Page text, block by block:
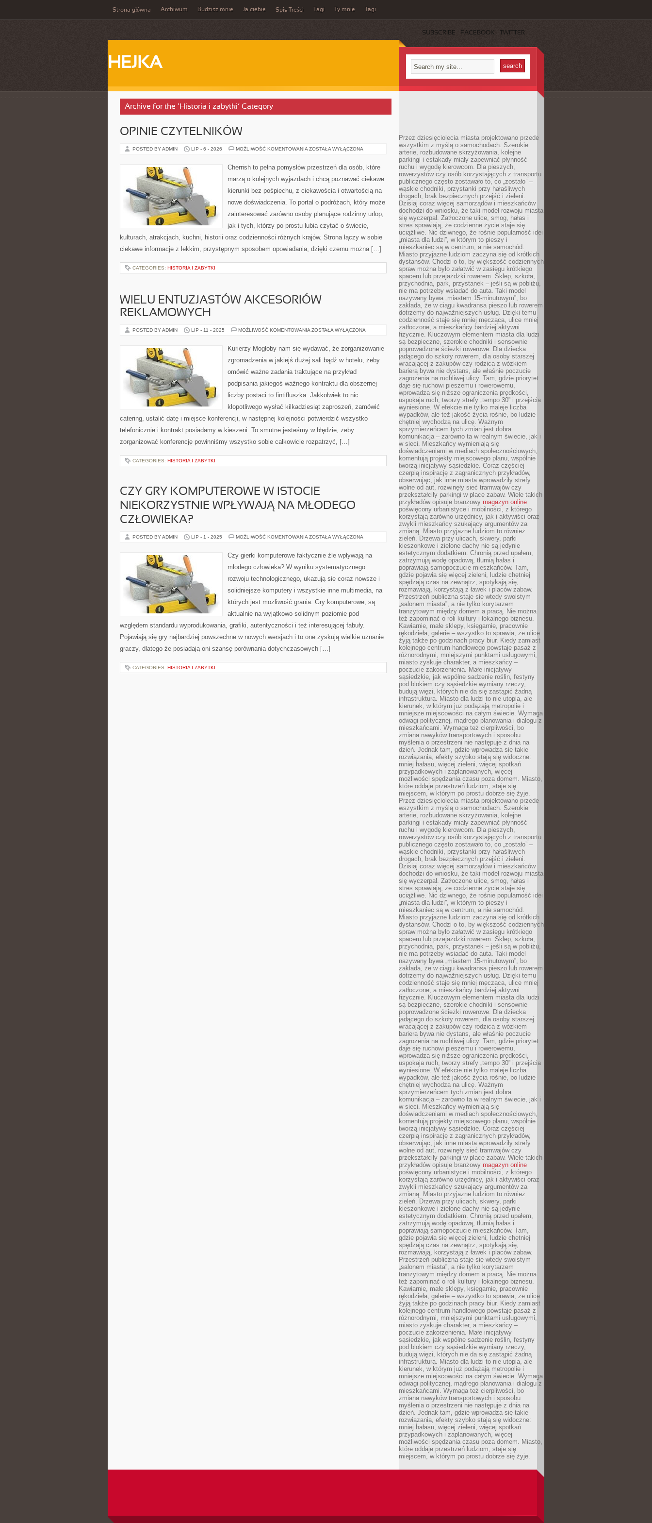
Strona główna Archiwum Budzisz mnie Ja ciebie Spis Treści Tagi Ty mnie Tagi
SUBSCRIBE FACEBOOK TWITTER
HEJKA
Archive for the ‘Historia i zabytki’ Category
OPINIE CZYTELNIKÓW
POSTED BY ADMIN LIP - 6 - 2026 MOŻLIWOŚĆ KOMENTOWANIA OPINIE
ZOSTAŁA WYŁĄCZONA
Cherrish to pełna pomysłów przestrzeń dla osób, które
marzą o kolejnych wyjazdach i chcą poznawać ciekawe
kierunki bez pośpiechu, z ciekawością i otwartością na
nowe doświadczenia. To portal o podróżach, który może
zainteresować zarówno osoby planujące rodzinny urlop,
jak i tych, którzy po prostu lubią czytać o świecie,
kulturach, atrakcjach, kuchni, historii oraz codzienności różnych krajów. Strona łączy w sobie
ciekawe informacje z lekkim, przystępnym sposobem opowiadania, dzięki czemu można […]
CATEGORIES: HISTORIA I ZABYTKI
WIELU ENTUZJASTÓW AKCESORIÓW
REKLAMOWYCH
POSTED BY ADMIN LIP - 11 - 2025 MOŻLIWOŚĆ KOMENTOWANIA WIELU
REKLAMOWYCH
ZOSTAŁA WYŁĄCZONA
Kurierzy Mogłoby nam się wydawać, że zorganizowanie
zgromadzenia w jakiejś dużej sali bądź w hotelu, żeby
omówić ważne zadania traktujące na przykład
podpisania jakiegoś ważnego kontraktu dla obszernej
liczby postaci to fintifluszka. Jakkolwiek to nic
kłopotliwego wysłać kilkadziesiąt zaproszeń, zamówić
catering, ustalić datę i miejsce konferencji, w następnej kolejności potwierdzić wszystko
telefonicznie i kontrakt posiadamy w kieszeni. To smutne jesteśmy w błędzie, żeby
zorganizować konferencję powinniśmy wszystko sobie całkowicie rozpatrzyć, […]
CATEGORIES: HISTORIA I ZABYTKI
CZY GRY KOMPUTEROWE W ISTOCIE
NIEKORZYSTNIE WPŁYWAJĄ NA MŁODEGO
CZŁOWIEKA?
POSTED BY ADMIN LIP - 1 - 2025 MOŻLIWOŚĆ KOMENTOWANIA CZY
ISTOCIE
WPŁYWAJĄ
MŁODEGO
ZOSTAŁA WYŁĄCZONA
Czy gierki komputerowe faktycznie źle wpływają na
młodego człowieka? W wyniku systematycznego
rozwoju technologicznego, ukazują się coraz nowsze i
solidniejsze komputery i wszystkie inne multimedia, na
których jest możliwość grania. Gry komputerowe, są
aktualnie na wyjątkowo solidnym poziomie pod
względem standardu wyprodukowania, grafiki, autentyczności i też interesującej fabuły.
Pojawiają się gry najbardziej powszechne w nowych wersjach i to one zyskują wielkie uznanie
graczy, dlatego że posiadają oni szansę porównania dotychczasowych […]
CATEGORIES: HISTORIA I ZABYTKI
Przez dziesięciolecia miasta projektowano przede
wszystkim z myślą o samochodach. Szerokie
arterie, rozbudowane skrzyżowania, kolejne
parkingi i estakady miały zapewniać płynność
ruchu i wygodę kierowcom. Dla pieszych,
rowerzystów czy osób korzystających z transportu
publicznego często zostawało to, co „zostało” –
wąskie chodniki, przystanki przy hałaśliwych
drogach, brak bezpiecznych przejść i zieleni.
Dzisiaj coraz więcej samorządów i mieszkańców
dochodzi do wniosku, że taki model rozwoju miasta
się wyczerpał. Zatłoczone ulice, smog, hałas i
stres sprawiają, że codzienne życie staje się
uciążliwe. Nic dziwnego, że rośnie popularność idei
„miasta dla ludzi”, w którym to pieszy i
mieszkaniec są w centrum, a nie samochód.
Miasto przyjazne ludziom zaczyna się od krótkich
dystansów. Chodzi o to, by większość codziennych
spraw można było załatwić w zasięgu krótkiego
spaceru lub przejażdżki rowerem. Sklep, szkoła,
przychodnia, park, przystanek – jeśli są w pobliżu,
nie ma potrzeby wsiadać do auta. Taki model
nazywany bywa „miastem 15-minutowym”, bo
zakłada, że w ciągu kwadransa pieszo lub rowerem
dotrzemy do najważniejszych usług. Dzięki temu
codzienność staje się mniej męcząca, ulice mniej
zatłoczone, a mieszkańcy bardziej aktywni
fizycznie. Kluczowym elementem miasta dla ludzi
są bezpieczne, szerokie chodniki i sensownie
poprowadzone ścieżki rowerowe. Dla dziecka
jadącego do szkoły rowerem, dla osoby starszej
wracającej z zakupów czy rodzica z wózkiem
barierą bywa nie dystans, ale właśnie poczucie
zagrożenia na ruchliwej ulicy. Tam, gdzie priorytet
daje się ruchowi pieszemu i rowerowemu,
wprowadza się niższe ograniczenia prędkości,
uspokaja ruch, tworzy strefy „tempo 30” i przejścia
wyniesione. W efekcie nie tylko maleje liczba
wypadków, ale też jakość życia rośnie, bo ludzie
chętniej wychodzą na ulicę. Ważnym
sprzymierzeńcem tych zmian jest dobra
komunikacja – zarówno ta w realnym świecie, jak i
w sieci. Mieszkańcy wymieniają się
doświadczeniami w mediach społecznościowych,
komentują projekty miejscowego planu, wspólnie
tworzą inicjatywy sąsiedzkie. Coraz częściej
czerpią inspirację z zagranicznych przykładów,
obserwując, jak inne miasta wprowadziły strefy
wolne od aut, rozwinęły sieć tramwajów czy
przekształciły parkingi w place zabaw. Wiele takich
przykładów opisuje branżowy magazyn online
poświęcony urbanistyce i mobilności, z którego
korzystają zarówno urzędnicy, jak i aktywiści oraz
zwykli mieszkańcy szukający argumentów za
zmianą. Miasto przyjazne ludziom to również
zieleń. Drzewa przy ulicach, skwery, parki
kieszonkowe i zielone dachy nie są jedynie
estetycznym dodatkiem. Chronią przed upałem,
zatrzymują wodę opadową, tłumią hałas i
poprawiają samopoczucie mieszkańców. Tam,
gdzie pojawia się więcej zieleni, ludzie chętniej
spędzają czas na zewnątrz, spotykają się,
rozmawiają, korzystają z ławek i placów zabaw.
Przestrzeń publiczna staje się wtedy swoistym
„salonem miasta”, a nie tylko korytarzem
tranzytowym między domem a pracą. Nie można
też zapominać o roli kultury i lokalnego biznesu.
Kawiarnie, małe sklepy, księgarnie, pracownie
rękodzieła, galerie – wszystko to sprawia, że ulice
żyją także po godzinach pracy biur. Kiedy zamiast
kolejnego centrum handlowego powstaje pasaż z
różnorodnymi, mniejszymi punktami usługowymi,
miasto zyskuje charakter, a mieszkańcy –
poczucie zakorzenienia. Małe inicjatywy
sąsiedzkie, jak wspólne sadzenie roślin, festyny
pod blokiem czy sąsiedzkie wymiany rzeczy,
budują więzi, których nie da się zastąpić żadną
infrastrukturą. Miasto dla ludzi to nie utopia, ale
kierunek, w którym już podążają metropolie i
mniejsze miejscowości na całym świecie. Wymaga
odwagi politycznej, mądrego planowania i dialogu z
mieszkańcami. Wymaga też cierpliwości, bo
zmiana nawyków transportowych i sposobu
myślenia o przestrzeni nie następuje z dnia na
dzień. Jednak tam, gdzie wprowadza się takie
rozwiązania, efekty szybko stają się widoczne:
mniej hałasu, więcej zieleni, więcej spotkań
przypadkowych i zaplanowanych, więcej
możliwości spędzania czasu poza domem. Miasto,
które oddaje przestrzeń ludziom, staje się
miejscem, w którym po prostu dobrze się żyje.
Przez dziesięciolecia miasta projektowano przede
wszystkim z myślą o samochodach. Szerokie
arterie, rozbudowane skrzyżowania, kolejne
parkingi i estakady miały zapewniać płynność
ruchu i wygodę kierowcom. Dla pieszych,
rowerzystów czy osób korzystających z transportu
publicznego często zostawało to, co „zostało” –
wąskie chodniki, przystanki przy hałaśliwych
drogach, brak bezpiecznych przejść i zieleni.
Dzisiaj coraz więcej samorządów i mieszkańców
dochodzi do wniosku, że taki model rozwoju miasta
się wyczerpał. Zatłoczone ulice, smog, hałas i
stres sprawiają, że codzienne życie staje się
uciążliwe. Nic dziwnego, że rośnie popularność idei
„miasta dla ludzi”, w którym to pieszy i
mieszkaniec są w centrum, a nie samochód.
Miasto przyjazne ludziom zaczyna się od krótkich
dystansów. Chodzi o to, by większość codziennych
spraw można było załatwić w zasięgu krótkiego
spaceru lub przejażdżki rowerem. Sklep, szkoła,
przychodnia, park, przystanek – jeśli są w pobliżu,
nie ma potrzeby wsiadać do auta. Taki model
nazywany bywa „miastem 15-minutowym”, bo
zakłada, że w ciągu kwadransa pieszo lub rowerem
dotrzemy do najważniejszych usług. Dzięki temu
codzienność staje się mniej męcząca, ulice mniej
zatłoczone, a mieszkańcy bardziej aktywni
fizycznie. Kluczowym elementem miasta dla ludzi
są bezpieczne, szerokie chodniki i sensownie
poprowadzone ścieżki rowerowe. Dla dziecka
jadącego do szkoły rowerem, dla osoby starszej
wracającej z zakupów czy rodzica z wózkiem
barierą bywa nie dystans, ale właśnie poczucie
zagrożenia na ruchliwej ulicy. Tam, gdzie priorytet
daje się ruchowi pieszemu i rowerowemu,
wprowadza się niższe ograniczenia prędkości,
uspokaja ruch, tworzy strefy „tempo 30” i przejścia
wyniesione. W efekcie nie tylko maleje liczba
wypadków, ale też jakość życia rośnie, bo ludzie
chętniej wychodzą na ulicę. Ważnym
sprzymierzeńcem tych zmian jest dobra
komunikacja – zarówno ta w realnym świecie, jak i
w sieci. Mieszkańcy wymieniają się
doświadczeniami w mediach społecznościowych,
komentują projekty miejscowego planu, wspólnie
tworzą inicjatywy sąsiedzkie. Coraz częściej
czerpią inspirację z zagranicznych przykładów,
obserwując, jak inne miasta wprowadziły strefy
wolne od aut, rozwinęły sieć tramwajów czy
przekształciły parkingi w place zabaw. Wiele takich
przykładów opisuje branżowy magazyn online
poświęcony urbanistyce i mobilności, z którego
korzystają zarówno urzędnicy, jak i aktywiści oraz
zwykli mieszkańcy szukający argumentów za
zmianą. Miasto przyjazne ludziom to również
zieleń. Drzewa przy ulicach, skwery, parki
kieszonkowe i zielone dachy nie są jedynie
estetycznym dodatkiem. Chronią przed upałem,
zatrzymują wodę opadową, tłumią hałas i
poprawiają samopoczucie mieszkańców. Tam,
gdzie pojawia się więcej zieleni, ludzie chętniej
spędzają czas na zewnątrz, spotykają się,
rozmawiają, korzystają z ławek i placów zabaw.
Przestrzeń publiczna staje się wtedy swoistym
„salonem miasta”, a nie tylko korytarzem
tranzytowym między domem a pracą. Nie można
też zapominać o roli kultury i lokalnego biznesu.
Kawiarnie, małe sklepy, księgarnie, pracownie
rękodzieła, galerie – wszystko to sprawia, że ulice
żyją także po godzinach pracy biur. Kiedy zamiast
kolejnego centrum handlowego powstaje pasaż z
różnorodnymi, mniejszymi punktami usługowymi,
miasto zyskuje charakter, a mieszkańcy –
poczucie zakorzenienia. Małe inicjatywy
sąsiedzkie, jak wspólne sadzenie roślin, festyny
pod blokiem czy sąsiedzkie wymiany rzeczy,
budują więzi, których nie da się zastąpić żadną
infrastrukturą. Miasto dla ludzi to nie utopia, ale
kierunek, w którym już podążają metropolie i
mniejsze miejscowości na całym świecie. Wymaga
odwagi politycznej, mądrego planowania i dialogu z
mieszkańcami. Wymaga też cierpliwości, bo
zmiana nawyków transportowych i sposobu
myślenia o przestrzeni nie następuje z dnia na
dzień. Jednak tam, gdzie wprowadza się takie
rozwiązania, efekty szybko stają się widoczne:
mniej hałasu, więcej zieleni, więcej spotkań
przypadkowych i zaplanowanych, więcej
możliwości spędzania czasu poza domem. Miasto,
które oddaje przestrzeń ludziom, staje się
miejscem, w którym po prostu dobrze się żyje.